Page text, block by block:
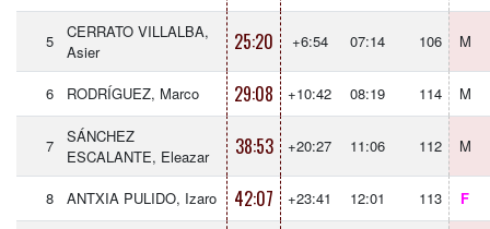
5
CERRATO VILLALBA,
Asier
25:20 +6:54 07:14 106 M
6 RODRÍGUEZ, Marco 29:08 +10:42 08:19 114 M
7
SÁNCHEZ
ESCALANTE, Eleazar
38:53 +20:27 11:06 112 M
8 ANTXIA PULIDO, Izaro 42:07 +23:41 12:01 113 F